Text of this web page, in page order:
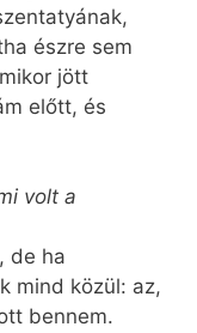
észre sem
jött
előtt, és
volt a
de ha
mind közül: az,
bennem.